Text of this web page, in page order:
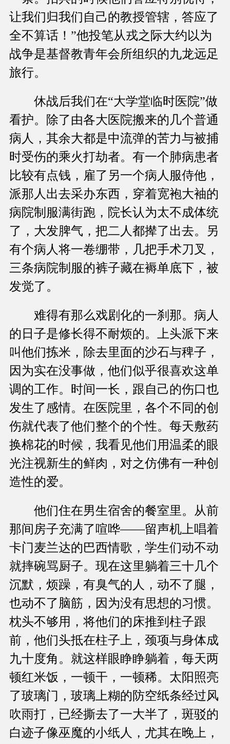
让我们归我们自己的教授管辖，答应了
全不算话！”他投笔从戎之际大约以为
战争是基督教青年会所组织的九龙远足
旅行。
休战后我们在“大学堂临时医院”做
看护。除了由各大医院搬来的几个普通
病人，其余大都是中流弹的苦力与被捕
时受伤的乘火打劫者。有一个肺病患者
比较有点钱，雇了另一个病人服侍他，
派那人出去采办东西，穿着宽袍大袖的
病院制服满街跑，院长认为太不成体统
了，大发脾气，把二人都撵了出去。另
有个病人将一卷绷带，几把手术刀叉，
三条病院制服的裤子藏在褥单底下，被
发觉了。
难得有那么戏剧化的一刹那。病人
的日子是修长得不耐烦的。上头派下来
叫他们拣米，除去里面的沙石与稗子，
因为实在没事做，他们似乎很喜欢这单
调的工作。时间一长，跟自己的伤口也
发生了感情。在医院里，各个不同的创
伤就代表了他们整个的个性。每天敷药
换棉花的时候，我看见他们用温柔的眼
光注视新生的鲜肉，对之仿佛有一种创
造性的爱。
他们住在男生宿舍的餐室里。从前
那间房子充满了喧哗——留声机上唱着
卡门麦兰达的巴西情歌，学生们动不动
就摔碗骂厨子。现在这里躺着三十几个
沉默，烦躁，有臭气的人，动不了腿，
也动不了脑筋，因为没有思想的习惯。
枕头不够用，将他们的床推到柱子跟
前，他们头抵在柱子上，颈项与身体成
九十度角。就这样眼睁睁躺着，每天两
顿红米饭，一顿干，一顿稀。太阳照亮
了玻璃门，玻璃上糊的防空纸条经过风
吹雨打，已经撕去了一大半了，斑驳的
白迹子像巫魔的小纸人，尤其在晚上，